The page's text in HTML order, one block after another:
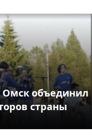
Омск объединил
страны